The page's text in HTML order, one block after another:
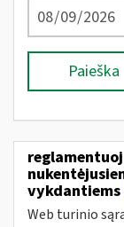
Paieška
vykdantiems
Web turinio